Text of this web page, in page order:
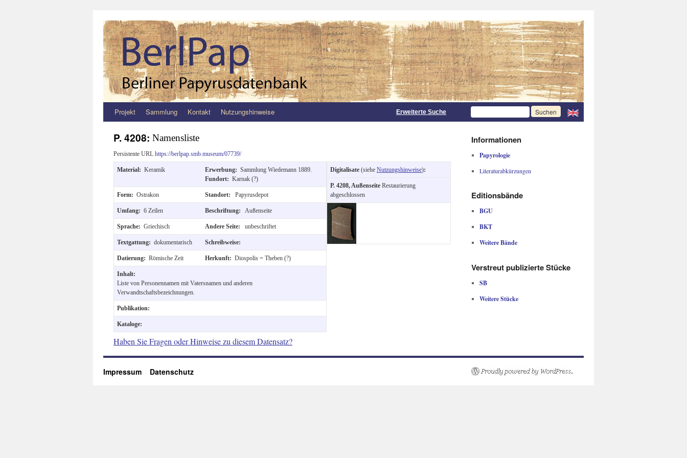
Zum
springen
Projekt Sammlung Kontakt Nutzungshinweise Erweiterte Suche
P. 4208: Namensliste
Persistente URL https://berlpap.smb.museum/07739/
Material: Keramik Erwerbung: Sammlung Wiedemann 1889.
Fundort: Karnak (?)
Form: Ostrakon Standort: Papyrusdepot
Umfang: 6 Zeilen Beschriftung: Außenseite
Sprache: Griechisch Andere Seite: unbeschriftet
Textgattung: dokumentarisch Schreibweise:
Datierung: Römische Zeit Herkunft: Diospolis = Theben (?)
Inhalt:
Liste von Personennamen mit Vatersnamen und anderen
Verwandtschaftsbezeichnungen.
Publikation:
Kataloge:
Digitalisate (siehe Nutzungshinweise):
P. 4208, Außenseite Restaurierung
abgeschlossen
Haben Sie Fragen oder Hinweise zu diesem Datensatz?
Informationen
Papyrologie
Literaturabkürzungen
Editionsbände
BGU
BKT
Weitere Bände
Verstreut publizierte Stücke
SB
Weitere Stücke
Impressum Datenschutz